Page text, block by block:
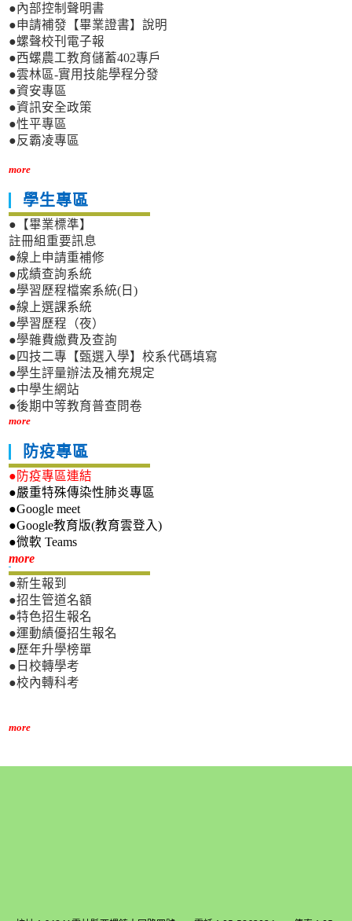
●內部控制聲明書
●申請補發【畢業證書】說明
●螺聲校刊電子報
●西螺農工教育儲蓄402專戶
●雲林區-實用技能學程分發
●資安專區
●資訊安全政策
●性平專區
●反霸凌專區
more
學生專區
●【畢業標準】
註冊組重要訊息
●線上申請重補修
●成績查詢系統
●學習歷程檔案系統(日)
●線上選課系統
●學習歷程（夜）
●學雜費繳費及查詢
●四技二專【甄選入學】校系代碼填寫
●學生評量辦法及補充規定
●中學生網站
●後期中等教育普查問卷
more
防疫專區
●防疫專區連結
●嚴重特殊傳染性肺炎專區
●Google meet
●Google教育版(教育雲登入)
●微軟 Teams
more新生專區
●新生報到
●招生管道名額
●特色招生報名
●運動績優招生報名
●歷年升學榜單
●日校轉學考
●校內轉科考
more